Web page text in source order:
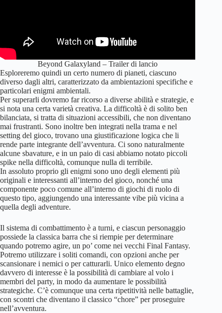
Beyond Galaxyland – Trailer di lancio
Esploreremo quindi un certo numero di pianeti, ciascuno
diverso dagli altri, caratterizzato da ambientazioni specifiche e
particolari enigmi ambientali.
Per superarli dovremo far ricorso a diverse abilità e strategie, e
si nota una certa varietà creativa. La difficoltà è di solito ben
bilanciata, si tratta di situazioni accessibili, che non diventano
mai frustranti. Sono inoltre ben integrati nella trama e nel
setting del gioco, trovano una giustificazione logica che li
rende parte integrante dell’avventura. Ci sono naturalmente
alcune sbavature, e in un paio di casi abbiamo notato piccoli
spike nella difficoltà, comunque nulla di terribile.
In assoluto proprio gli enigmi sono uno degli elementi più
originali e interessanti all’interno del gioco, nonché una
componente poco comune all’interno di giochi di ruolo di
questo tipo, aggiungendo una interessante vibe più vicina a
quella degli adventure.
Il sistema di combattimento è a turni, e ciascun personaggio
possiede la classica barra che si riempie per determinare
quando potremo agire, un po’ come nei vecchi Final Fantasy.
Potremo utilizzare i soliti comandi, con opzioni anche per
scansionare i nemici o per catturarli. Unico elemento degno
davvero di interesse è la possibilità di cambiare al volo i
membri del party, in modo da aumentare le possibilità
strategiche. C’è comunque una certa ripetitività nelle battaglie,
con scontri che diventano il classico “chore” per proseguire
nell’avventura.